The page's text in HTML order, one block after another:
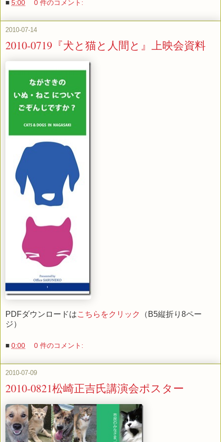
■ 5:00 0 件のコメント:
2010-07-14
2010-0719『犬と猫と人間と』上映会資料
PDFダウンロードはこちらをクリック
（B5縦折り8ペー
ジ）
■ 0:00 0 件のコメント:
2010-07-09
2010-0821松崎正吉氏講演会ポスター